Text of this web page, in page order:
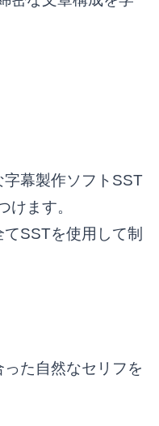
幕製作ソフトSST
けます。
SSTを使用して制
た自然なセリフを